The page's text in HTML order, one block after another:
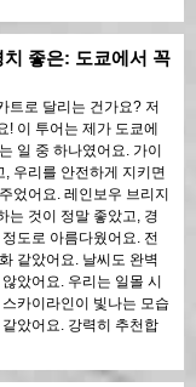
치 좋은: 도쿄에서 꼭
트로 달리는 건가요? 저
! 이 투어는 제가 도쿄에
일 중 하나였어요. 가이
, 우리를 안전하게 지키면
었어요. 레인보우 브리지
는 것이 정말 좋았고, 경
도로 아름다웠어요. 전
같았어요. 날씨도 완벽
았어요. 우리는 일몰 시
카이라인이 빛나는 모습
았어요. 강력히 추천합